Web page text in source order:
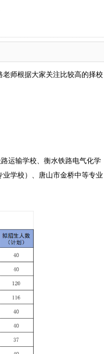
老师根据大家关注比较高的择校
运输学校、衡水铁路电气化学
学校）、唐山市金桥中等专业